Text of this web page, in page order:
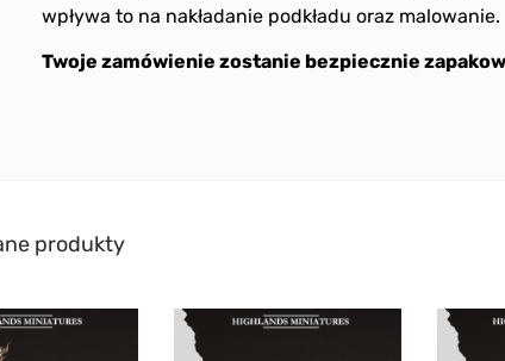
wpływa to na nakładanie podkładu oraz malowanie.
Twoje zamówienie zostanie bezpiecznie
produkty